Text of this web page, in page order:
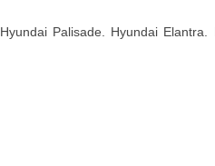
Hyundai Palisade. Hyundai Elantra.